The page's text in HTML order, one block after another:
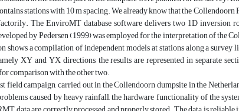
stations with 10 m spacing. We already know that the
The EnviroMT database software delivers two 1D
by Pedersen (1999) was employed for the interpretation of the
shows a compilation of independent models at stations along a
XY and YX directions, the results are represented in separate
comparison with the other two.
field campaign, carried out in the Collendoorn dumpsite in the
caused by heavy rainfall, the hardware functionality of the